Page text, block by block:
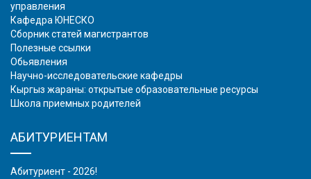
управления
Кафедра ЮНЕСКО
Сборник статей магистрантов
Полезные ссылки
Обьявления
Научно-исследовательские кафедры
Кыргыз жараны: открытые образовательные ресурсы
Школа приемных родителей
АБИТУРИЕНТАМ
Абитуриент - 2026!